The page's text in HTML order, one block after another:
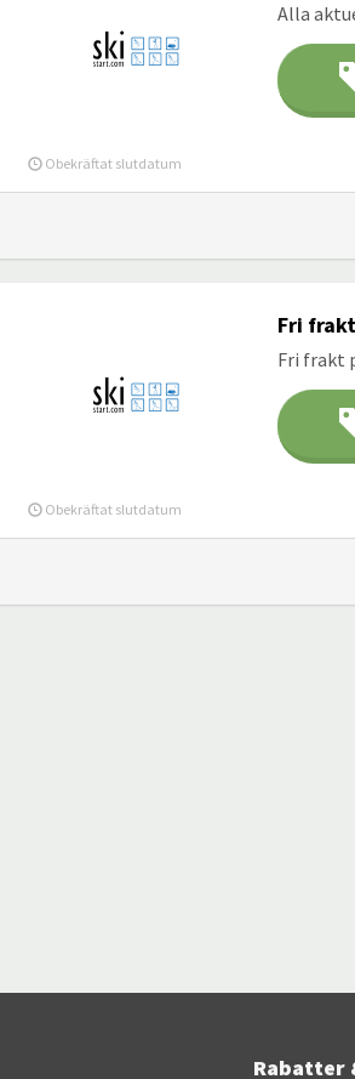
Alla
Obekräftat slutdatum
Fri
Fri frakt
Obekräftat slutdatum
Rabatter